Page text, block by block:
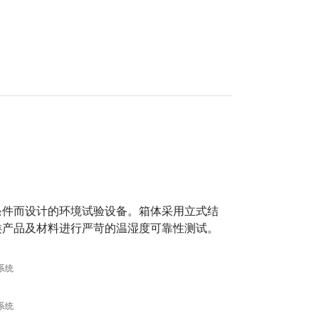
而设计的环境试验设备。箱体采用立式结
品及材料进行严苛的温湿度可靠性测试。